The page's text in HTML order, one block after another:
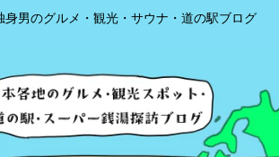
身男のグルメ・観光・サウナ・道の駅ブログ